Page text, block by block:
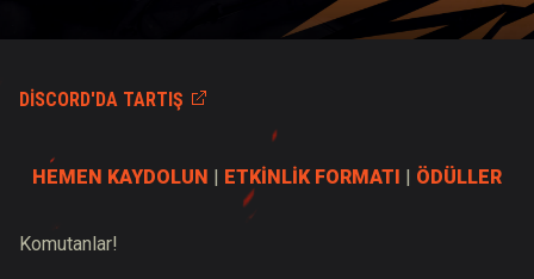
DISCORD'DA TARTIŞ
HEMEN KAYDOLUN | ETKİNLİK FORMATI | ÖDÜLLER
Komutanlar!